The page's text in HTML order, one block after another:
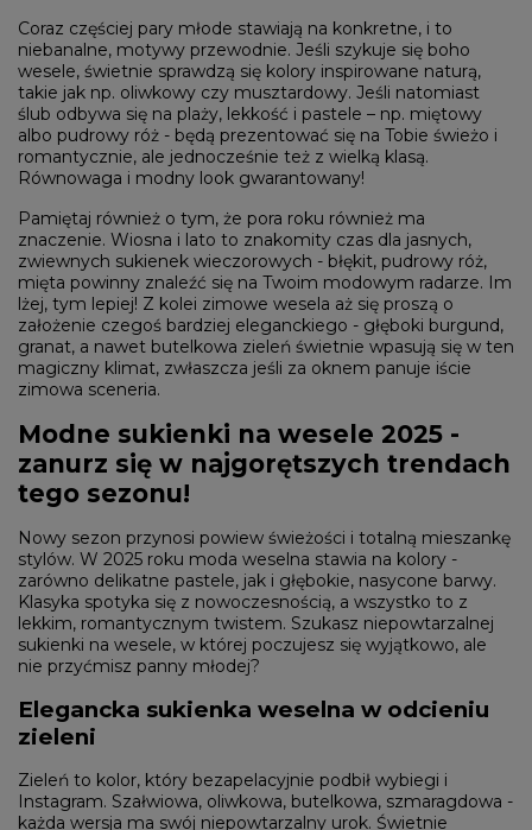
Coraz częściej pary młode stawiają na konkretne, i to
niebanalne, motywy przewodnie. Jeśli szykuje się boho
wesele, świetnie sprawdzą się kolory inspirowane naturą,
takie jak np. oliwkowy czy musztardowy. Jeśli natomiast
ślub odbywa się na plaży, lekkość i pastele – np. miętowy
albo pudrowy róż - będą prezentować się na Tobie świeżo i
romantycznie, ale jednocześnie też z wielką klasą.
Równowaga i modny look gwarantowany!
Pamiętaj również o tym, że pora roku również ma
znaczenie. Wiosna i lato to znakomity czas dla jasnych,
zwiewnych sukienek wieczorowych - błękit, pudrowy róż,
mięta powinny znaleźć się na Twoim modowym radarze. Im
lżej, tym lepiej! Z kolei zimowe wesela aż się proszą o
założenie czegoś bardziej eleganckiego - głęboki burgund,
granat, a nawet butelkowa zieleń świetnie wpasują się w ten
magiczny klimat, zwłaszcza jeśli za oknem panuje iście
zimowa sceneria.
Modne sukienki na wesele 2025 -
zanurz się w najgorętszych trendach
tego sezonu!
Nowy sezon przynosi powiew świeżości i totalną mieszankę
stylów. W 2025 roku moda weselna stawia na kolory -
zarówno delikatne pastele, jak i głębokie, nasycone barwy.
Klasyka spotyka się z nowoczesnością, a wszystko to z
lekkim, romantycznym twistem. Szukasz niepowtarzalnej
sukienki na wesele, w której poczujesz się wyjątkowo, ale
nie przyćmisz panny młodej?
Elegancka sukienka weselna w odcieniu
zieleni
Zieleń to kolor, który bezapelacyjnie podbił wybiegi i
Instagram. Szałwiowa, oliwkowa, butelkowa, szmaragdowa -
każda wersja ma swój niepowtarzalny urok. Świetnie